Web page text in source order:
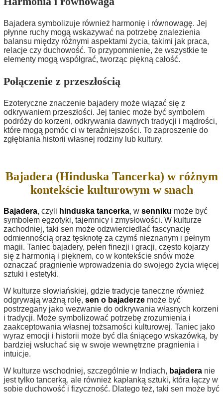
Bajadera symbolizuje również harmonię i równowagę. Jej
płynne ruchy mogą wskazywać na potrzebę znalezienia
balansu między różnymi aspektami życia, takimi jak praca,
relacje czy duchowość. To przypomnienie, że wszystkie te
elementy mogą współgrać, tworząc piękną całość.
Połączenie z przeszłością
Ezoteryczne znaczenie bajadery może wiązać się z
odkrywaniem przeszłości. Jej taniec może być symbolem
podróży do korzeni, odkrywania dawnych tradycji i mądrości,
które mogą pomóc ci w teraźniejszości. To zaproszenie do
zgłębiania historii własnej rodziny lub kultury.
Bajadera (Hinduska Tancerka) w różnym
kontekście kulturowym w snach
Bajadera, czyli hinduska tancerka, w senniku może być
symbolem egzotyki, tajemnicy i zmysłowości. W kulturze
zachodniej, taki sen może odzwierciedlać fascynację
odmiennością oraz tęsknotę za czymś nieznanym i pełnym
magii. Taniec bajadery, pełen finezji i gracji, często kojarzy
się z harmonią i pięknem, co w kontekście snów może
oznaczać pragnienie wprowadzenia do swojego życia więcej
sztuki i estetyki.
W kulturze słowiańskiej, gdzie tradycje taneczne również
odgrywają ważną rolę, sen o bajaderze może być
postrzegany jako wezwanie do odkrywania własnych korzeni
i tradycji. Może symbolizować potrzebę zrozumienia i
zaakceptowania własnej tożsamości kulturowej. Taniec jako
wyraz emocji i historii może być dla śniącego wskazówką, by
bardziej wsłuchać się w swoje wewnętrzne pragnienia i
intuicje.
W kulturze wschodniej, szczególnie w Indiach, bajadera nie
jest tylko tancerką, ale również kapłanką sztuki, która łączy w
sobie duchowość i fizyczność. Dlatego też, taki sen może być